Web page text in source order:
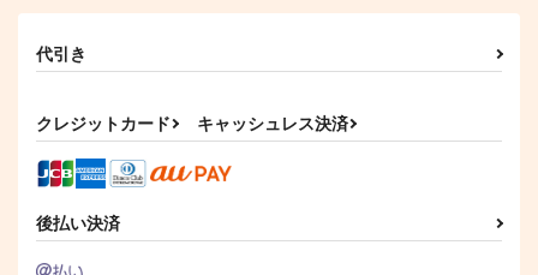
代引き
クレジットカード キャッシュレス決済
後払い決済